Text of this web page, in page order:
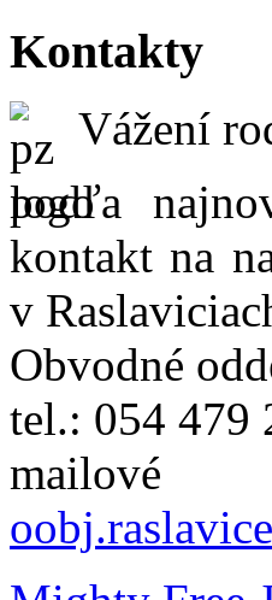
Kontakty
Vážení
podľa
kontakt na
v
Obvodné
tel.: 054 479